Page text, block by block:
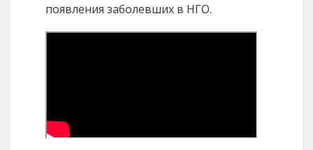
появления заболевших в НГО.